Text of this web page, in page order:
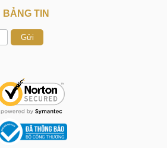
TIN
Gửi